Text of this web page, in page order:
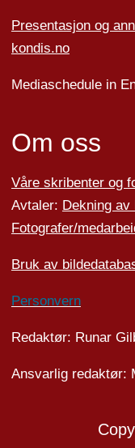
Presentasjon og
kondis.no
Mediaschedule in
Om oss
Våre skribenter og
Avtaler: Dekning
Fotografer/
Bruk av
Personvern
Redaktør: Runar
Ansvarlig redaktør: